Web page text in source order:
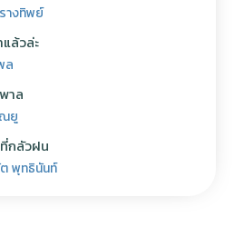
างทิพย์
ล้วล่ะ
ล
าล
ยู
ที่กลัวฝน
ต พุทธินันท์